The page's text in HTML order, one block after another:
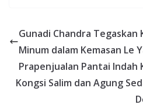
Gunadi Chandra Tegaskan
Minum dalam Kemasan Le
Prapenjualan Pantai Indah
Kongsi Salim dan Agung